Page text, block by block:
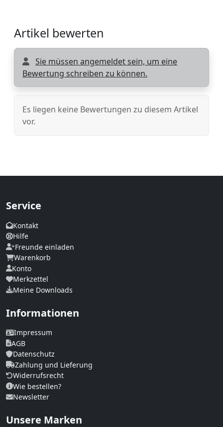
Artikel bewerten
Sie müssen angemeldet sein, um eine
Bewertung schreiben zu können.
Es liegen keine Bewertungen zu diesem Artikel
vor.
Service
Kontakt
Hilfe
Freunde einladen
Warenkorb
Konto
Merkzettel
Meine Downloads
Informationen
Impressum
AGB
Datenschutz
Zahlung und Lieferung
Widerrufsrecht
Wie bestellen?
Newsletter
Unsere Marken